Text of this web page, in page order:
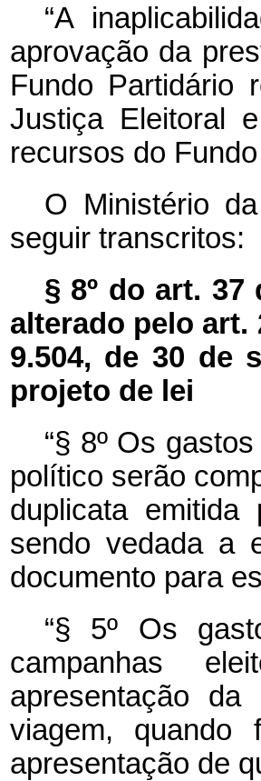
“A
aprovação da
Fundo Partidário
Justiça Eleitoral
recursos do
O Ministério
seguir transcritos:
§ 8º do art. 37
alterado pelo art.
9.504, de 30 de
projeto de lei
“§ 8º Os
político serão
duplicata
sendo vedada a
documento para
“§ 5º Os
campanhas
apresentação
viagem,
apresentação de